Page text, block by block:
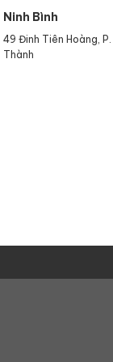
với ngăn chứa
Ninh Bình
49 Đinh Tiên Hoàng,
Thành